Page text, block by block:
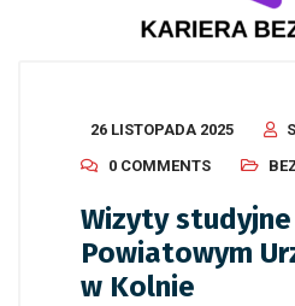
26 LISTOPADA 2025
0 COMMENTS
Wizyty
Powiatowym
w Kolnie